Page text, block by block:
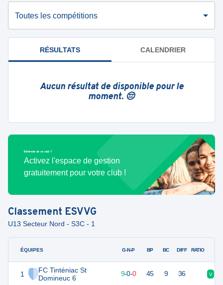
Toutes les compétitions
RÉSULTATS CALENDRIER
Aucun résultat de disponible pour le
moment. 😔
Bénévole de ce club ?
Activez l'espace de gestion
gratuitement pour votre club !
Classement ESVVG
U13 Secteur Nord - S3C - 1
ÉQUIPES
1
FC Tinténiac St
Domineuc 6
G-N-P BP BC DIFF RATIO
9-0-0 45 9 36 V